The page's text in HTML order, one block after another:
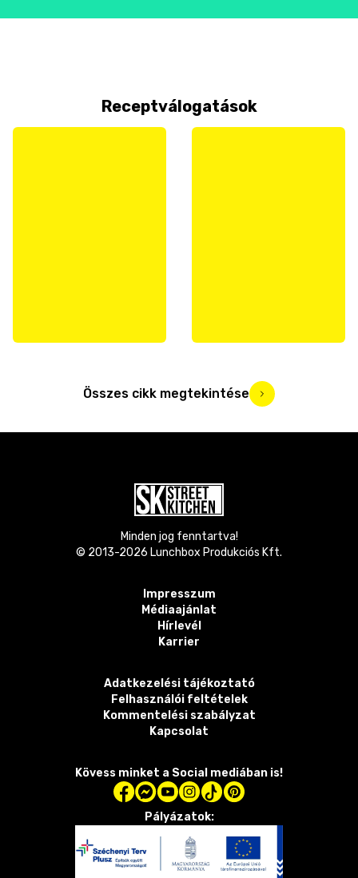
Receptválogatások
Összes cikk megtekintése
Minden jog fenntartva!
© 2013-2026 Lunchbox Produkciós Kft.
Impresszum
Médiaajánlat
Hírlevél
Karrier
Adatkezelési tájékoztató
Felhasználói feltételek
Kommentelési szabályzat
Kapcsolat
Kövess minket a Social mediában is!
Pályázatok: